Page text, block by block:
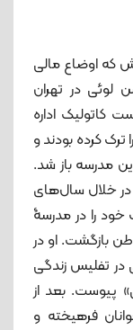
که اوضاع مالی
لوئی در تهران
کاتولیک اداره
کرده بودند و
مدرسه باز شد.
در خلال سال‌های
خود را در مدرسۀ
بازگشت. او در
تفلیس زندگی
پیوست. بعد از
فرهیخته و